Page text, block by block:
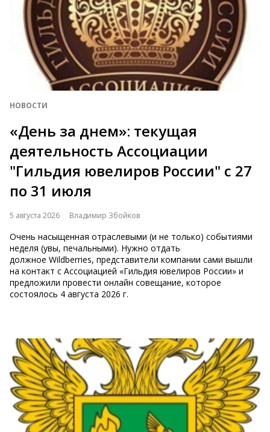
НОВОСТИ
«День за днем»: текущая
деятельность Ассоциации
"Гильдия ювелиров России" с 27
по 31 июля
5 августа 2026 Владимир Збойков
Очень насыщенная отраслевыми (и не только) событиями
неделя (увы, печальными). Нужно отдать
должное Wildberries, представители компании сами вышли
на контакт с Ассоциацией «Гильдия ювелиров России» и
предложили провести онлайн совещание, которое
состоялось 4 августа 2026 г.